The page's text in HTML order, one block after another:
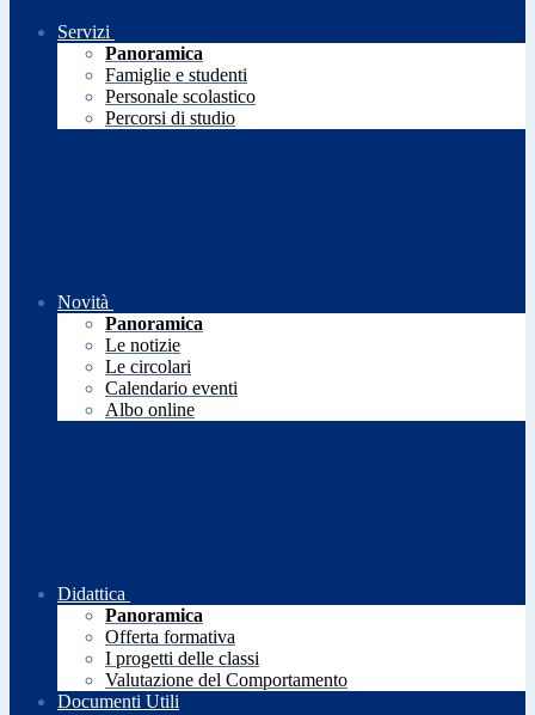
Servizi
Panoramica
Famiglie e studenti
Personale scolastico
Percorsi di studio
Novità
Panoramica
Le notizie
Le circolari
Calendario eventi
Albo online
Didattica
Panoramica
Offerta formativa
I progetti delle classi
Valutazione del Comportamento
Documenti Utili